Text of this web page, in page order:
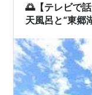
🌅【テレビで
天風呂と“東郷